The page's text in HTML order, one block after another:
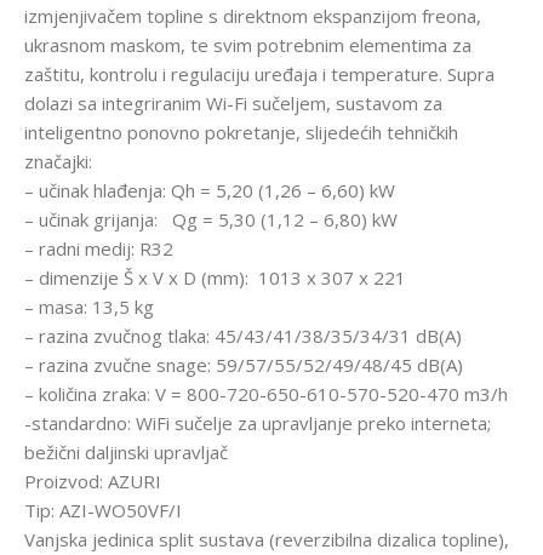
izmjenjivačem topline s direktnom ekspanzijom freona,
ukrasnom maskom, te svim potrebnim elementima za
zaštitu, kontrolu i regulaciju uređaja i temperature. Supra
dolazi sa integriranim Wi-Fi sučeljem, sustavom za
inteligentno ponovno pokretanje, slijedećih tehničkih
značajki:
– učinak hlađenja: Qh = 5,20 (1,26 – 6,60) kW
– učinak grijanja: Qg = 5,30 (1,12 – 6,80) kW
– radni medij: R32
– dimenzije Š x V x D (mm): 1013 x 307 x 221
– masa: 13,5 kg
– razina zvučnog tlaka: 45/43/41/38/35/34/31 dB(A)
– razina zvučne snage: 59/57/55/52/49/48/45 dB(A)
– količina zraka: V = 800-720-650-610-570-520-470 m3/h
-standardno: WiFi sučelje za upravljanje preko interneta;
bežični daljinski upravljač
Proizvod: AZURI
Tip: AZI-WO50VF/I
Vanjska jedinica split sustava (reverzibilna dizalica topline),